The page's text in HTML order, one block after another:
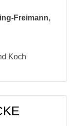
Freimann,
Koch